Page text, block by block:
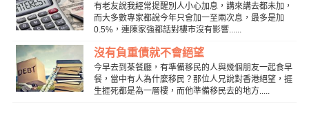
有老友說我經常提醒別人小心加息，講來講去都未加，
而大多數專家都說今年只會加一至兩次息，最多是加
0.5%，連陳家強都話對樓市沒有影響......
沒有負重債就不會絕望
今早去到茶餐廳，有準備移民的人與幾個朋友一起食早
餐，當中有人為什麼移民？那位人兄說對香港絕望，捱
生捱死都是為一層樓，而他準備移民去的地方.....